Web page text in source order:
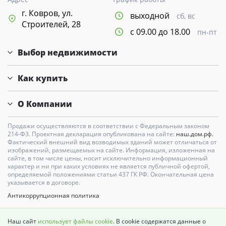
г. Ковров, ул.
Строителей, 28
выходной сб, вс
с 09.00 до 18.00 пн-пт
Выбор недвижимости
Как купить
О Компании
Продажи осуществляются в соответствии с Федеральным законом
214-Ф3. Проектная декларация опубликована на сайте: наш.дом.рф.
Фактический внешний вид возводимых зданий может отличаться от
изображений, размещаемых на сайте. Информация, изложенная на
сайте, в том числе цены, носит исключительно информационный
характер и ни при каких условиях не является публичной офертой,
определяемой положениями статьи 437 ГК РФ. Окончательная цена
указывается в договоре.
Антикоррупционная политика
Наш сайт использует файлы cookie. В cookie содержатся данные о